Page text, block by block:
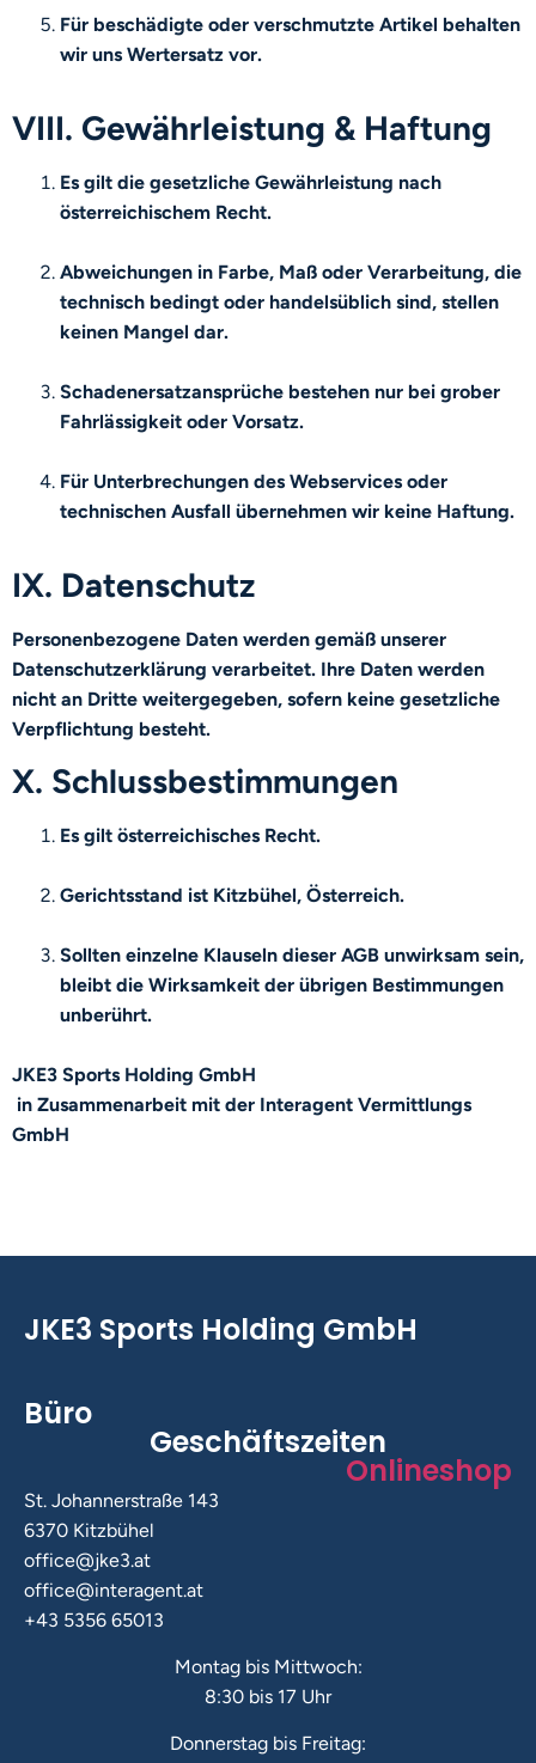
Für beschädigte oder verschmutzte Artikel behalten
wir uns Wertersatz vor.
VIII. Gewährleistung & Haftung
Es gilt die gesetzliche Gewährleistung nach
österreichischem Recht.
Abweichungen in Farbe, Maß oder Verarbeitung, die
technisch bedingt oder handelsüblich sind, stellen
keinen Mangel dar.
Schadenersatzansprüche bestehen nur bei grober
Fahrlässigkeit oder Vorsatz.
Für Unterbrechungen des Webservices oder
technischen Ausfall übernehmen wir keine Haftung.
IX. Datenschutz
Personenbezogene Daten werden gemäß unserer
Datenschutzerklärung verarbeitet. Ihre Daten werden
nicht an Dritte weitergegeben, sofern keine gesetzliche
Verpflichtung besteht.
X. Schlussbestimmungen
Es gilt österreichisches Recht.
Gerichtsstand ist Kitzbühel, Österreich.
Sollten einzelne Klauseln dieser AGB unwirksam sein,
bleibt die Wirksamkeit der übrigen Bestimmungen
unberührt.
JKE3 Sports Holding GmbH
in Zusammenarbeit mit der Interagent Vermittlungs
GmbH
JKE3 Sports Holding GmbH
Büro
Geschäftszeiten
Onlineshop
St. Johannerstraße 143
6370 Kitzbühel
office@jke3.at
office@interagent.at
+43 5356 65013
Montag bis Mittwoch:
8:30 bis 17 Uhr
Donnerstag bis Freitag: